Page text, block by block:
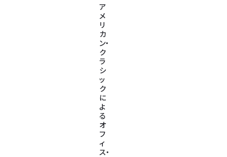
ア
メ
リ
カ
ン・
ク
ラ
シ
ッ
ク
に
よ
る
オ
フ
ィ
ス・